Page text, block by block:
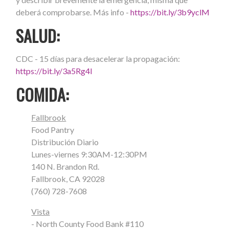
deberá comprobarse. Más info -https://bit.ly/3b9yclM
SALUD:
CDC - 15 días para desacelerar la propagación:
https://bit.ly/3a5Rg4l
COMIDA:
Fallbrook
Food Pantry
Distribución Diario
Lunes-viernes 9:30AM-12:30PM
140 N. Brandon Rd.
Fallbrook, CA 92028
(760) 728-7608
Vista
- North County Food Bank #110